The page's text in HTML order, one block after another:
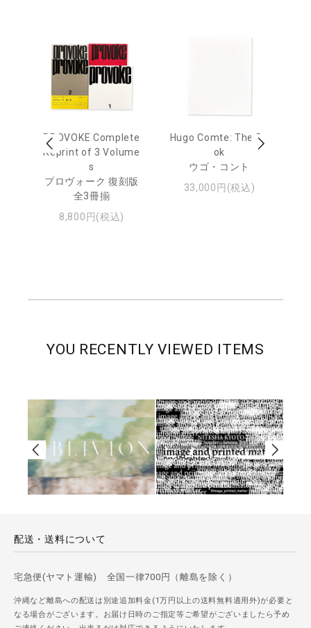
PROVOKE Complete
Reprint of 3 Volume
s
プロヴォーク 復刻版
全3冊揃
8,800円(税込)
Hugo Comte: The Bo
ok
ウゴ・コント
33,000円(税込)
YOU RECENTLY VIEWED ITEMS
配送・送料について
宅急便(ヤマト運輸) 全国一律700円（離島を除く）
沖縄など離島への配送は別途追加料金(1万円以上の送料無料適用外)が必要と
なる場合がございます。お届け日時のご指定等ご希望がございましたら予め